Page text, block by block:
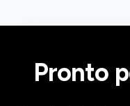
Pronto